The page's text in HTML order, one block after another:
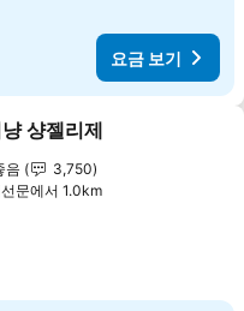
요금 보기
기에 추가
샹젤리제
음
3,750
문에서 1.0km